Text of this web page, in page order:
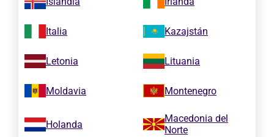
Italia Kazajstán
Letonia Lituania
Moldavia Montenegro
Holanda
Macedonia del
Norte